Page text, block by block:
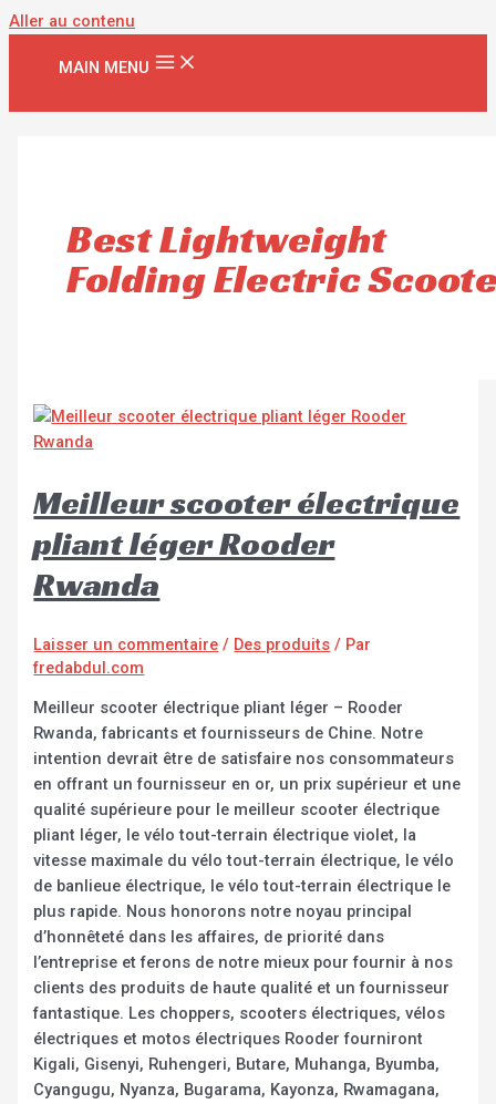
Aller au contenu
MAIN MENU
Best Lightweight
Folding Electric
Meilleur scooter électrique
pliant léger Rooder
Rwanda
Laisser un commentaire / Des produits / Par
fredabdul.com
Meilleur scooter électrique pliant léger – Rooder
Rwanda, fabricants et fournisseurs de Chine. Notre
intention devrait être de satisfaire nos consommateurs
en offrant un fournisseur en or, un prix supérieur et une
qualité supérieure pour le meilleur scooter électrique
pliant léger, le vélo tout-terrain électrique violet, la
vitesse maximale du vélo tout-terrain électrique, le vélo
de banlieue électrique, le vélo tout-terrain électrique le
plus rapide. Nous honorons notre noyau principal
d’honnêteté dans les affaires, de priorité dans
l’entreprise et ferons de notre mieux pour fournir à nos
clients des produits de haute qualité et un fournisseur
fantastique. Les choppers, scooters électriques, vélos
électriques et motos électriques Rooder fourniront
Kigali, Gisenyi, Ruhengeri, Butare, Muhanga, Byumba,
Cyangugu, Nyanza, Bugarama, Kayonza, Rwamagana,